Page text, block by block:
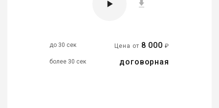
до 30 сек Цена от 8 000 ₽
более 30 сек договорная